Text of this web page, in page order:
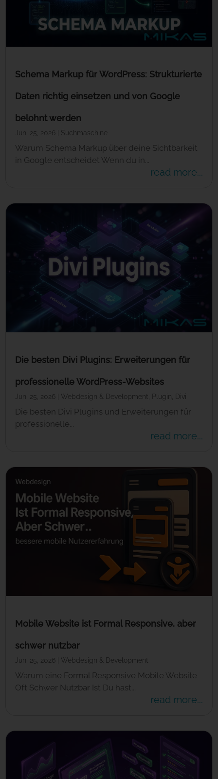
Schema Markup für WordPress: Strukturierte
Daten richtig einsetzen und von Google
belohnt werden
Juni 25, 2026 Suchmaschine
Warum Schema Markup über deine Sichtbarkeit
in Google entscheidet Wenn du in...
read more...
Die besten Divi Plugins: Erweiterungen für
professionelle WordPress-Websites
Juni 25, 2026 Webdesign & Development Plugin Divi
Die besten Divi Plugins und Erweiterungen für
professionelle...
read more...
Mobile Website ist Formal Responsive, aber
schwer nutzbar
Juni 25, 2026 Webdesign & Development
Warum eine Formal Responsive Mobile Website
Oft Schwer Nutzbar Ist Du hast...
read more...